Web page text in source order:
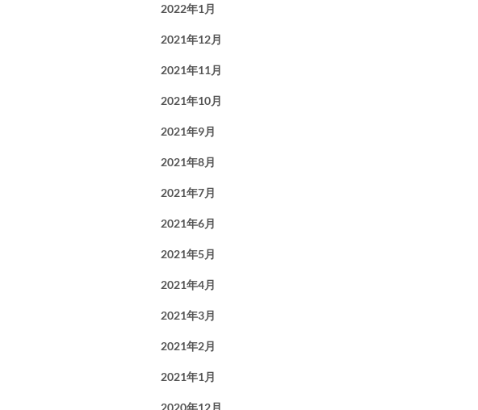
2022年1月
2021年12月
2021年11月
2021年10月
2021年9月
2021年8月
2021年7月
2021年6月
2021年5月
2021年4月
2021年3月
2021年2月
2021年1月
2020年12月